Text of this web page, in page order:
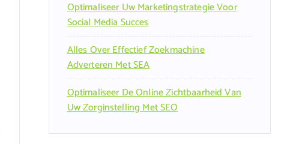
Optimaliseer Uw Marketingstrategie Voor
Social Media Succes
Alles Over Effectief Zoekmachine
Adverteren Met SEA
Optimaliseer De Online Zichtbaarheid Van
Uw Zorginstelling Met SEO